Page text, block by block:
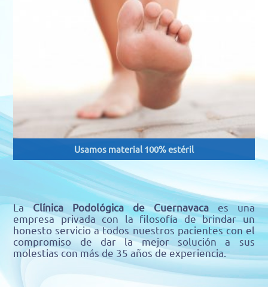
Usamos material 100% estéril
LaClínica Podológica de Cuernavacaes una
empresa privada con la filosofía de brindar un
honesto servicio a todos nuestros pacientes con el
compromiso de dar la mejor solución a sus
molestias con más de 35 años de experiencia.